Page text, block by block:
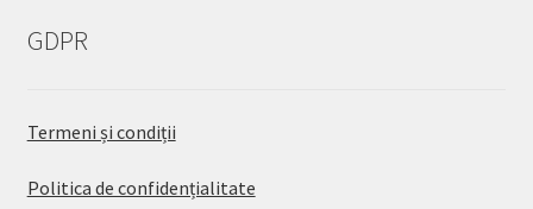
GDPR
Termeni și condiții
Politica de confidențialitate